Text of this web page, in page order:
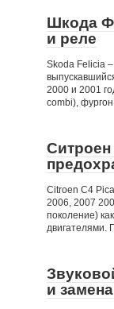
Шкода
и реле
Skoda Felicia
2000 и 2001
combi),
Citroen C4
2006, 2007
поколение)
двигателями.
и замена